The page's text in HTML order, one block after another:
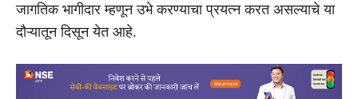
जागतिक भागीदार म्हणून उभे करण्याचा प्रयत्न करत असल्याचे या
दौऱ्यातून दिसून येत आहे.